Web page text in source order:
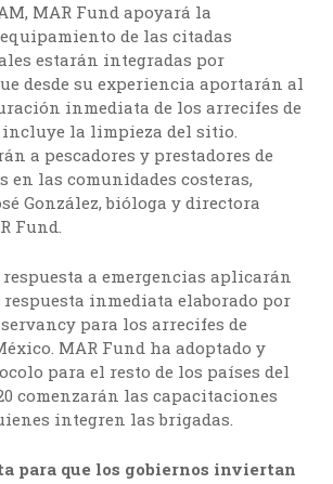
MAR Fund apoyará la
de las citadas
estarán integradas por
desde su experiencia aportarán al
inmediata de los arrecifes de
incluye la limpieza del sitio.
a pescadores y prestadores de
en las comunidades costeras,
González, bióloga y directora
Fund.
respuesta a emergencias aplicarán
inmediata elaborado por
para los arrecifes de
MAR Fund ha adoptado y
para el resto de los países del
comenzarán las capacitaciones
integren las brigadas.
para que los gobiernos inviertan